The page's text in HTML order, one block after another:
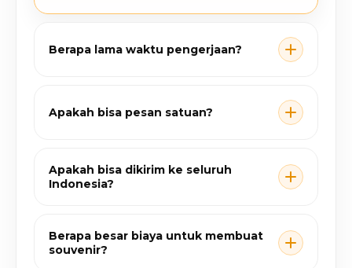
Berapa lama waktu pengerjaan?
Apakah bisa pesan satuan?
Apakah bisa dikirim ke seluruh
Indonesia?
Berapa besar biaya untuk membuat
souvenir?